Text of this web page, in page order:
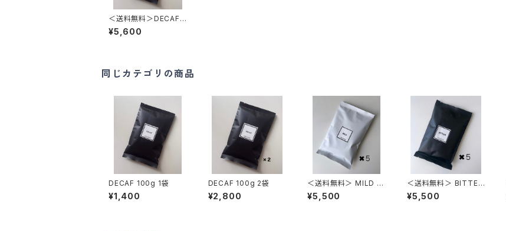
＜送料無料＞DECAF 1
00g 4袋
¥5,600
同じカテゴリの商品
DECAF 100g 1袋
¥1,400
DECAF 100g 2袋
¥2,800
＜送料無料＞ MILD 10
0g 5袋
¥5,500
＜送料無料＞ BITTER
100g 5袋
¥5,500